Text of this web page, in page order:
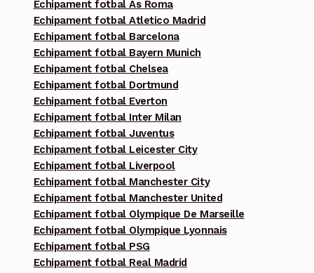
Echipament fotbal As Roma
Echipament fotbal Atletico Madrid
Echipament fotbal Barcelona
Echipament fotbal Bayern Munich
Echipament fotbal Chelsea
Echipament fotbal Dortmund
Echipament fotbal Everton
Echipament fotbal Inter Milan
Echipament fotbal Juventus
Echipament fotbal Leicester City
Echipament fotbal Liverpool
Echipament fotbal Manchester City
Echipament fotbal Manchester United
Echipament fotbal Olympique De Marseille
Echipament fotbal Olympique Lyonnais
Echipament fotbal PSG
Echipament fotbal Real Madrid